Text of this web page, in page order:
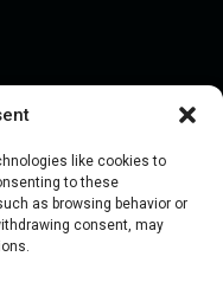
like cookies to
to these
as browsing behavior or
consent, may